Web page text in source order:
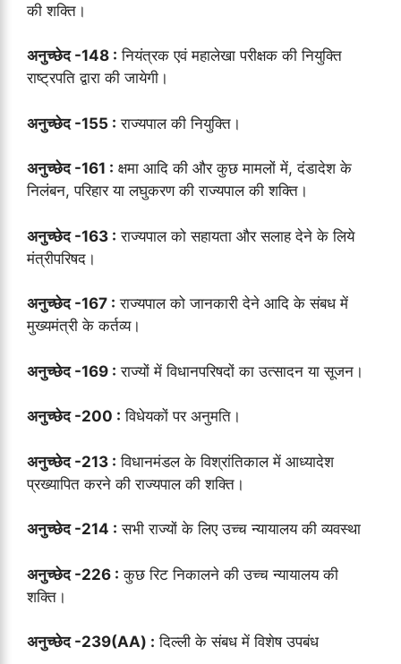
की शक्ति।
अनुच्छेद -148 : नियंत्रक एवं महालेखा परीक्षक की नियुक्ति
राष्ट्रपति द्वारा की जायेगी।
अनुच्छेद -155 : राज्यपाल की नियुक्ति।
अनुच्छेद -161 : क्षमा आदि की और कुछ मामलों में, दंडादेश के
निलंबन, परिहार या लघुकरण की राज्यपाल की शक्ति।
अनुच्छेद -163 : राज्यपाल को सहायता और सलाह देने के लिये
मंत्रीपरिषद।
अनुच्छेद -167 : राज्यपाल को जानकारी देने आदि के संबध में
मुख्यमंत्री के कर्तव्य।
अनुच्छेद -169 : राज्यों में विधानपरिषदों का उत्सादन या सूजन।
अनुच्छेद -200 : विधेयकों पर अनुमति।
अनुच्छेद -213 : विधानमंडल के विश्रांतिकाल में आध्यादेश
प्रख्यापित करने की राज्यपाल की शक्ति।
अनुच्छेद -214 : सभी राज्यों के लिए उच्च न्यायालय की व्यवस्था
अनुच्छेद -226 : कुछ रिट निकालने की उच्च न्यायालय की
शक्ति।
अनुच्छेद -239(AA) : दिल्ली के संबध में विशेष उपबंध